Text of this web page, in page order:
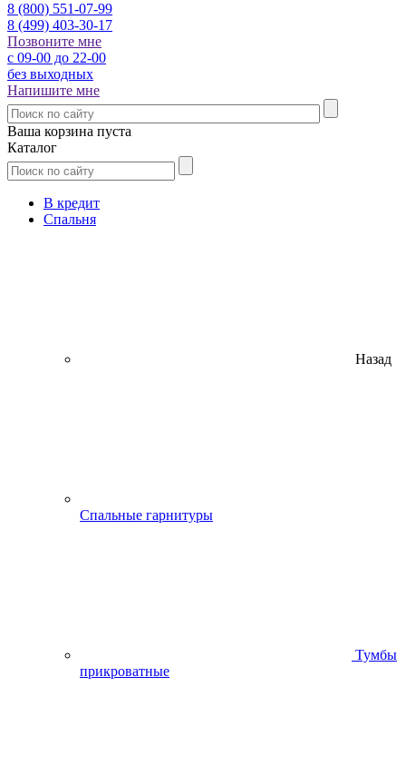
8 (800) 551-07-99
8 (499) 403-30-17
Позвоните мне
с 09-00 до 22-00
без выходных
Напишите мне
Ваша корзина пуста
Каталог
В кредит
Спальня
Назад
Спальные гарнитуры
Тумбы
прикроватные